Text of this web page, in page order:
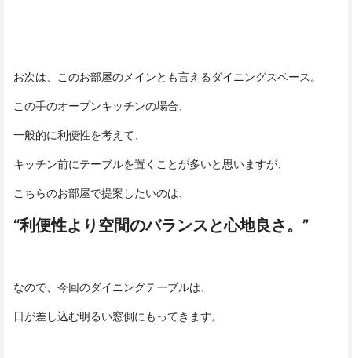
お次は、このお部屋のメインとも言えるダイニングスペース。
この手のオープンキッチンの場合、
一般的に利便性を考えて、
キッチン前にテーブルを置くことが多いと思いますが、
こちらのお部屋で提案したいのは、
“利便性より空間のバランスと心地良さ。”
なので、今回のダイニングテーブルは、
日が差し込む明るい窓側にもってきます。